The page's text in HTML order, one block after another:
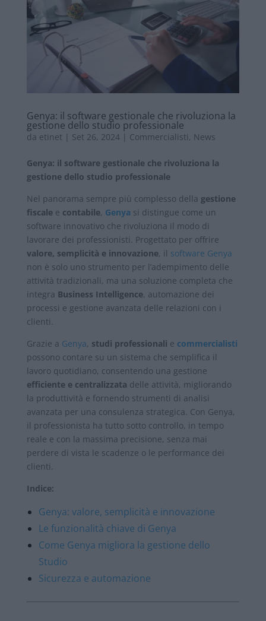
Genya: il software gestionale che rivoluziona la
gestione dello studio professionale
da etinet | Set 26, 2024| Commercialisti, News
Genya: il software gestionale che rivoluziona la
gestione dello studio professionale
Nel panorama sempre più complesso della gestione
fiscalee contabile, Genya si distingue come un
software innovativo che rivoluziona il modo di
lavorare dei professionisti. Progettato per offrire
valore, semplicità e innovazione, il software Genya
non è solo uno strumento per l’adempimento delle
attività tradizionali, ma una soluzione completa che
integra Business Intelligence, automazione dei
processi e gestione avanzata delle relazioni con i
clienti.
Grazie a Genya, studi professionali e commercialisti
possono contare su un sistema che semplifica il
lavoro quotidiano, consentendo una gestione
efficiente e centralizzata delle attività, migliorando
la produttività e fornendo strumenti di analisi
avanzata per una consulenza strategica. Con Genya,
il professionista ha tutto sotto controllo, in tempo
reale e con la massima precisione, senza mai
perdere di vista le scadenze o le performance dei
clienti.
Indice:
Genya: valore, semplicità e innovazione
Le funzionalità chiave di Genya
Come Genya migliora la gestione dello
Studio
Sicurezza e automazione